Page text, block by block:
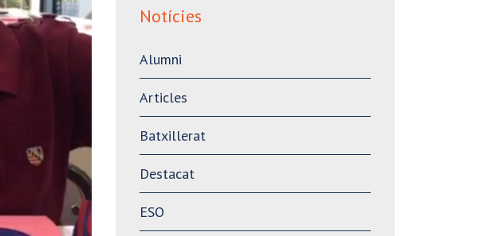
Notícies
Alumni
Articles
Batxillerat
Destacat
ESO